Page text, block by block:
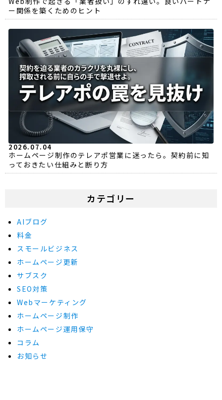
ー関係を築くためのヒント
2026.07.04
ホームページ制作のテレアポ営業に迷ったら。契約前に知
っておきたい仕組みと断り方
カテゴリー
AIブログ
料金
スモールビジネス
ホームページ更新
サブスク
SEO対策
Webマーケティング
ホームページ制作
ホームページ運用保守
コラム
お知らせ